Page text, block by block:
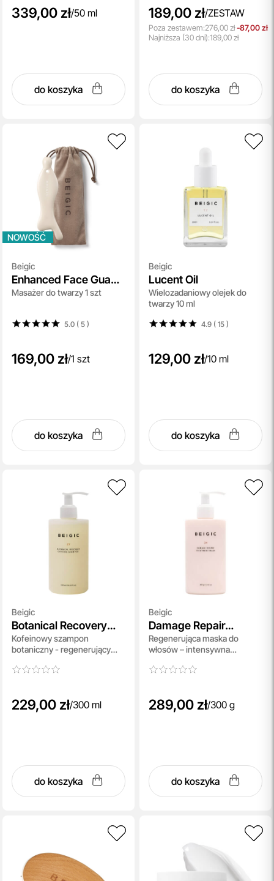
339,00 zł/50 ml
do koszyka
189,00 zł/ZESTAW
Poza zestawem:276,00 zł-87,00 zł
Najniższa (30 dni):189,00 zł
do koszyka
NOWOŚĆ
Beigic
Enhanced Face Gua
Sha
Masażer do twarzy 1 szt
5.0 ( 5)
169,00 zł/1 szt
do koszyka
Beigic
Lucent Oil
Wielozadaniowy olejek do
twarzy 10 ml
4.9 ( 15)
129,00 zł/10 ml
do koszyka
Beigic
Botanical Recovery
Caffeine Shampoo
Kofeinowy szampon
botaniczny - regenerujący
229,00 zł/300 ml
do koszyka
Beigic
Damage Repair
Treatment Mask
Regenerująca maska do
włosów – intensywna
289,00 zł/300 g
do koszyka